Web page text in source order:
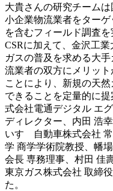
大貴さんの研究チーム
小企業物流業者をター
を含むフィールド調査
CSRに加えて、金沢工業
ガスの普及を求める大
流業者の双方にメリッ
ことにより、新規の天
できることを定量的に
式会社電通デジタル エ
ディレクター、内田 浩
いすゞ自動車株式会社
学 商学学術院教授、幡
会長 専務理事、村田 佳
東京ガス株式会社 取締
た。